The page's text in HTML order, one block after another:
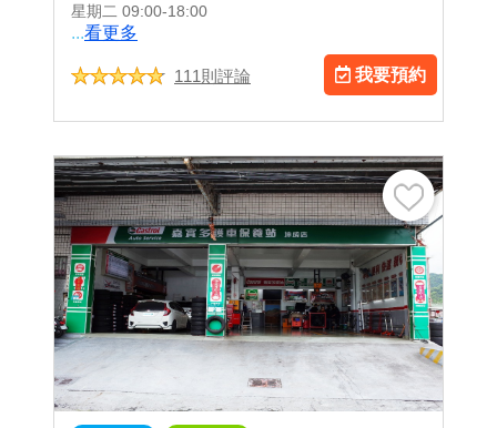
星期二 09:00-18:00
...看更多
111則評論 我要預約